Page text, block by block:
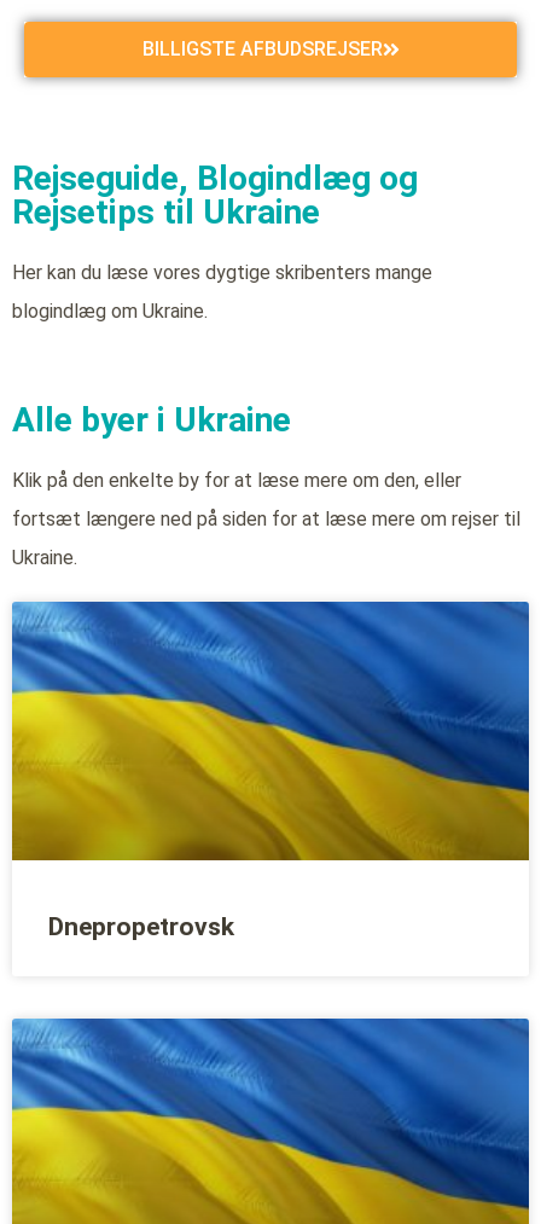
BILLIGSTE AFBUDSREJSER
Rejseguide, Blogindlæg og
Rejsetips til Ukraine
Her kan du læse vores dygtige skribenters mange
blogindlæg om Ukraine.
Alle byer i Ukraine
Klik på den enkelte by for at læse mere om den, eller
fortsæt længere ned på siden for at læse mere om rejser til
Ukraine.
Dnepropetrovsk